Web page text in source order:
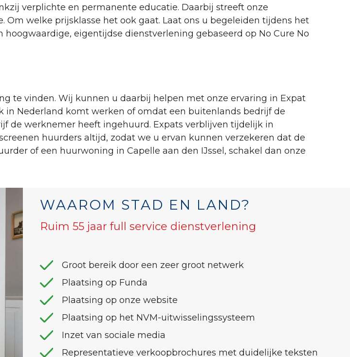
verplichte en permanente educatie. Daarbij streeft onze
welke prijsklasse het ook gaat. Laat ons u begeleiden tijdens het
eigentijdse dienstverlening gebaseerd op No Cure No
te vinden. Wij kunnen u daarbij helpen met onze ervaring in Expat
Nederland komt werken of omdat een buitenlands bedrijf de
de werknemer heeft ingehuurd. Expats verblijven tijdelijk in
huurders altijd, zodat we u ervan kunnen verzekeren dat de
of een huurwoning in Capelle aan den IJssel, schakel dan onze
WAAROM STAD EN LAND?
Ruim 55 jaar full service dienstverlening
Groot bereik door een zeer groot netwerk
Plaatsing op Funda
Plaatsing op onze website
Plaatsing op het NVM-uitwisselingssysteem
Inzet van sociale media
Representatieve verkoopbrochures met duidelijke teksten